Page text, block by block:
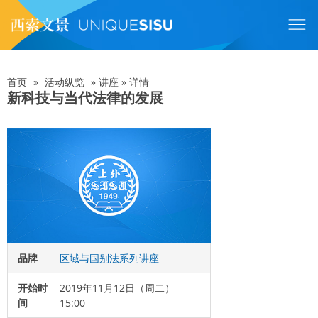
主
内
容面
包
首页 » 活动纵览 » 讲座 » 详情
新科技与当代法律的发展
品牌 区域与国别法系列讲座
开始时
间
2019年11月12日（周二）
15:00